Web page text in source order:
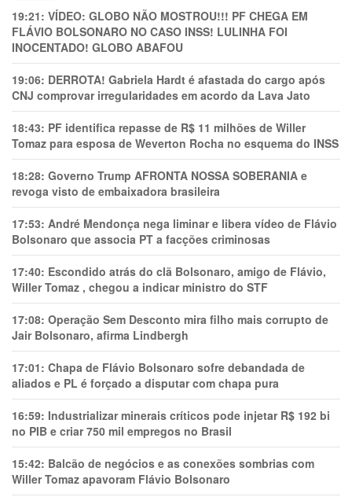
19:21: VÍDEO: GLOBO NÃO MOSTROU!!! PF CHEGA EM
FLÁVIO BOLSONARO NO CASO INSS! LULINHA FOI
INOCENTADO! GLOBO ABAFOU
19:06: DERROTA! Gabriela Hardt é afastada do cargo após
CNJ comprovar irregularidades em acordo da Lava Jato
18:43: PF identifica repasse de R$ 11 milhões de Willer
Tomaz para esposa de Weverton Rocha no esquema do INSS
18:28: Governo Trump AFRONTA NOSSA SOBERANIA e
revoga visto de embaixadora brasileira
17:53: André Mendonça nega liminar e libera vídeo de Flávio
Bolsonaro que associa PT a facções criminosas
17:40: Escondido atrás do clã Bolsonaro, amigo de Flávio,
Willer Tomaz , chegou a indicar ministro do STF
17:08: Operação Sem Desconto mira filho mais corrupto de
Jair Bolsonaro, afirma Lindbergh
17:01: Chapa de Flávio Bolsonaro sofre debandada de
aliados e PL é forçado a disputar com chapa pura
16:59: Industrializar minerais críticos pode injetar R$ 192 bi
no PIB e criar 750 mil empregos no Brasil
15:42: Balcão de negócios e as conexões sombrias com
Willer Tomaz apavoram Flávio Bolsonaro